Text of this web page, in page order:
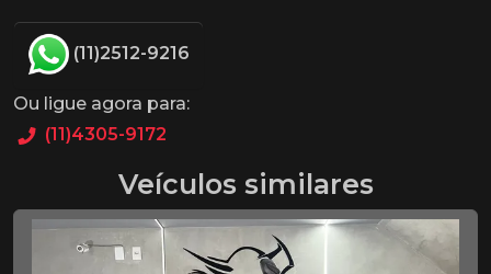
(11)2512-9216
Ou ligue agora para:
(11)4305-9172
Veículos similares